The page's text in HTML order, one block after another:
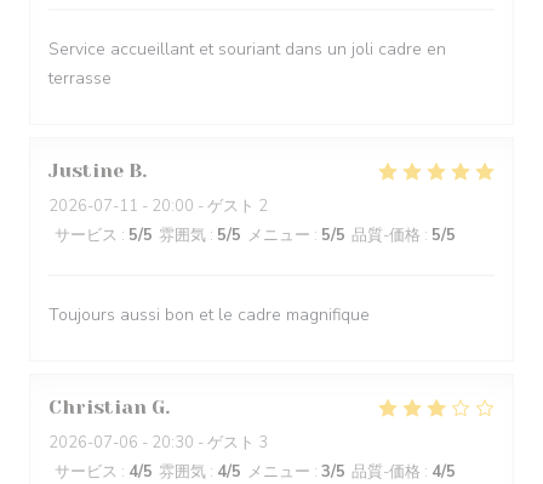
Service accueillant et souriant dans un joli cadre en
terrasse
Justine B
2026-07-11 - 20:00 - ゲスト 2
サービス : 5/5 雰囲気 : 5/5 メニュー : 5/5 品質-価格 : 5/5
Toujours aussi bon et le cadre magnifique
Christian G
2026-07-06 - 20:30 - ゲスト 3
サービス : 4/5 雰囲気 : 4/5 メニュー : 3/5 品質-価格 : 4/5